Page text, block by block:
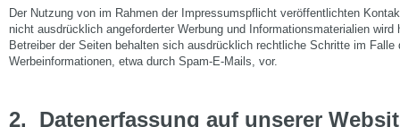
Der Nutzung von im Rahmen der Impressumspflicht veröffentlichten
nicht ausdrücklich angeforderter Werbung und Informationsmaterialien wird
Betreiber der Seiten behalten sich ausdrücklich rechtliche Schritte im Falle
Werbeinformationen, etwa durch Spam-E-Mails, vor.
2. Datenerfassung auf unserer